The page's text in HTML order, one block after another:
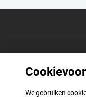
We gebruiken